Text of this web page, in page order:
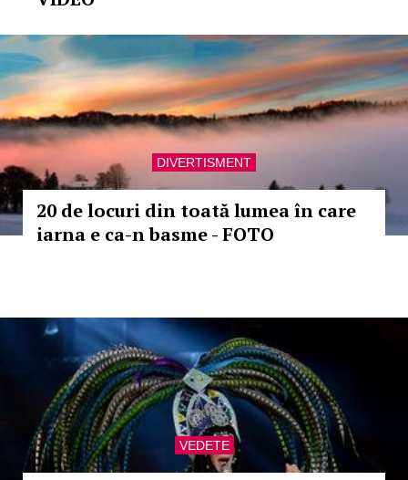
DIVERTISMENT
20 de locuri din toată lumea în care
iarna e ca-n basme - FOTO
VEDETE